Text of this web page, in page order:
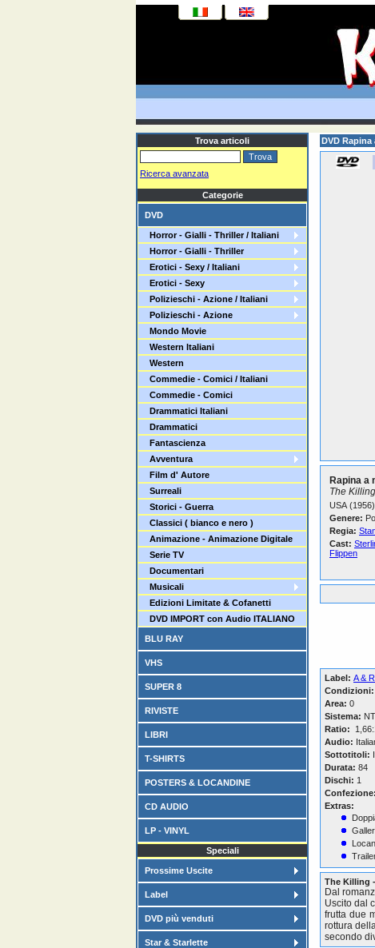
Trova articoli
Ricerca avanzata
Categorie
DVD
Horror - Gialli - Thriller / Italiani
Horror - Gialli - Thriller
Erotici - Sexy / Italiani
Erotici - Sexy
Polizieschi - Azione / Italiani
Polizieschi - Azione
Mondo Movie
Western Italiani
Western
Commedie - Comici / Italiani
Commedie - Comici
Drammatici Italiani
Drammatici
Fantascienza
Avventura
Film d' Autore
Surreali
Storici - Guerra
Classici ( bianco e nero )
Animazione - Animazione Digitale
Serie TV
Documentari
Musicali
Edizioni Limitate & Cofanetti
DVD IMPORT con Audio ITALIANO
BLU RAY
VHS
SUPER 8
RIVISTE
LIBRI
T-SHIRTS
POSTERS & LOCANDINE
CD AUDIO
LP - VINYL
Speciali
Prossime Uscite
Label
DVD più venduti
Star & Starlette
DVD Rapina
Rapina a
The Killing
USA
Genere:
Regia:
Cast:
Flippen
Label: A &
Condizioni:
Area: 0
Sistema:
Ratio:
Audio:
Sottotitoli:
Durata: 84
Dischi: 1
Confezione:
Extras:
The Killing
Dal
Uscito dal
frutta due
rottura
secondo